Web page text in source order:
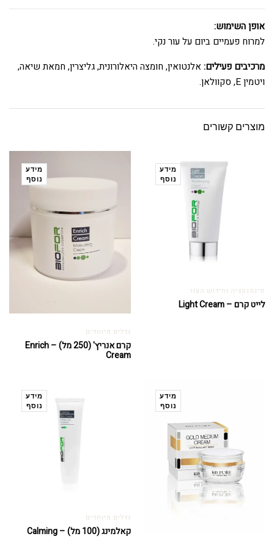
אופן השימוש:
למרוח פעמיים ביום על עור נקי.
מרכיבים פעילים: אלנטואין, חומצה היאלורונית, גליצרין, חמאת שיאה,
ויטמין E, סקוולאן.
מוצרים קשורים
מידע
נוסף
פיגמנטציה וחידוש העור
לייט קרם – Light Cream
מידע
נוסף
גדלים מיוחדים
קרם אנריץ' (250 מל) – Enrich
Cream
מידע
נוסף
מידע
נוסף
גדלים מיוחדים
קאלמינג (100 מל) – Calming